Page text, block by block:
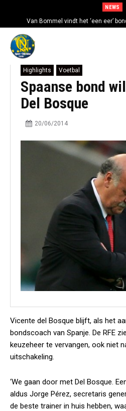
NEWS
Van Bommel vindt het ‘een eer’
Highlights Voetbal
Spaanse bond
Del Bosque
20/06/2014
Vicente del Bosque blijft, als het
bondscoach van Spanje. De RFE
keuzeheer te vervangen, ook niet
uitschakeling.
‘We gaan door met Del Bosque.
aldus Jorge Pérez, secretaris
de beste trainer in huis hebben,